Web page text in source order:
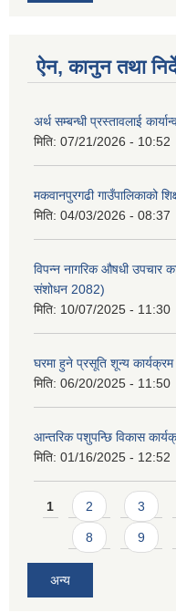
ऐन, कानुन तथा
अर्थ सम्बन्धी प्रस्तावलाई
मिति: 07/21/2026 - 10:52
मकवानपुरगढी गाउँपालिकाको
मिति: 04/03/2026 - 08:37
विपन्न नागरिक औषधी उपचार
संशोधन 2082)
मिति: 10/07/2025 - 11:30
घरमा हुने प्रसूति शून्य कार्यक्रम
मिति: 06/20/2025 - 11:50
आन्तरिक पशुपन्छि विकास
मिति: 01/16/2025 - 12:52
Pages
1 2 3
8 9
अन्य